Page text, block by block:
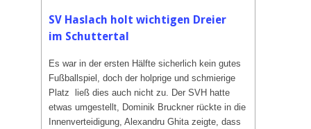
VfR
mit
1:0
SV Haslach holt wichtigen Dreier
im Schuttertal
Es war in der ersten Hälfte sicherlich kein gutes
Fußballspiel, doch der holprige und schmierige
Platz ließ dies auch nicht zu. Der SVH hatte
etwas umgestellt, Dominik Bruckner rückte in die
Innenverteidigung, Alexandru Ghita zeigte, dass